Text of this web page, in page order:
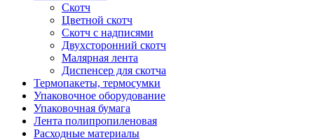
Скотч
Цветной скотч
Скотч с надписями
Двухсторонний скотч
Малярная лента
Диспенсер для скотча
Термопакеты, термосумки
Упаковочное оборудование
Упаковочная бумага
Лента полипропиленовая
Расходные материалы